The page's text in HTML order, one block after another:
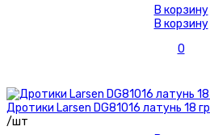
В корзину
В корзину
0
Дротики Larsen DG81016 латунь 18 гр
/шт